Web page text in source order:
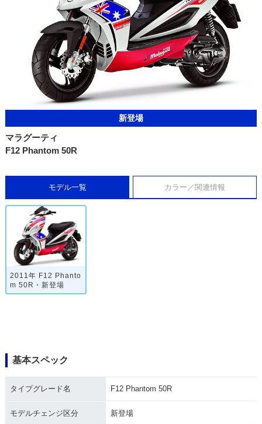
新登場
マラグーティ
F12 Phantom 50R
モデル一覧 カラー／関連情報
2011年 F12 Phanto
m 50R・新登場
基本スペック
タイプグレード名 F12 Phantom 50R
モデルチェンジ区分 新登場